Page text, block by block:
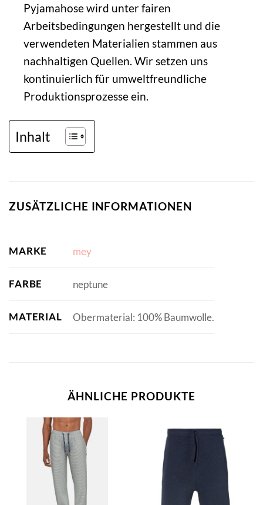
Pyjamahose wird unter fairen
Arbeitsbedingungen hergestellt und die
verwendeten Materialien stammen aus
nachhaltigen Quellen. Wir setzen uns
kontinuierlich für umweltfreundliche
Produktionsprozesse ein.
Inhalt
ZUSÄTZLICHE INFORMATIONEN
MARKE mey
FARBE neptune
MATERIAL Obermaterial: 100% Baumwolle.
ÄHNLICHE PRODUKTE